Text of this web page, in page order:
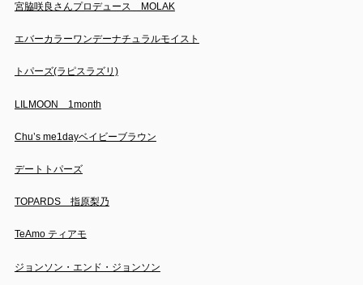
宮脇咲良さんプロデュース MOLAK
エバーカラーワンデーナチュラルモイスト
トパーズ(ラピスラズリ)
LILMOON 1month
Chu’s me1dayベイビーブラウン
デートトパーズ
TOPARDS 指原梨乃
TeAmo ティアモ
ジョンソン・エンド・ジョンソン